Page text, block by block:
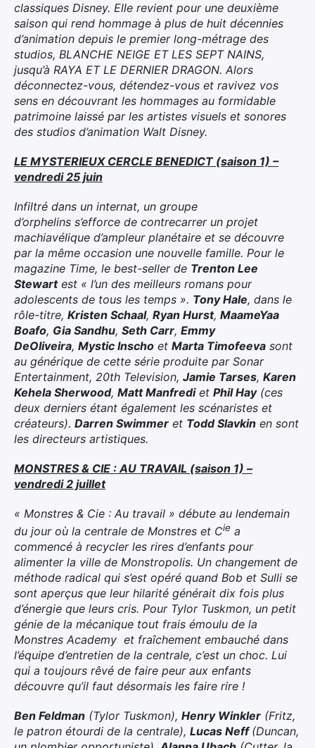
classiques Disney. Elle revient pour une deuxième
saison qui rend hommage à plus de huit décennies
d’animation depuis le premier long-métrage des
studios, BLANCHE NEIGE ET LES SEPT NAINS,
jusqu’à RAYA ET LE DERNIER DRAGON. Alors
déconnectez-vous, détendez-vous et ravivez vos
sens en découvrant les hommages au formidable
patrimoine laissé par les artistes visuels et sonores
des studios d’animation Walt Disney.
LE MYSTERIEUX CERCLE BENEDICT (saison 1) –
vendredi 25 juin
Infiltré dans un internat, un groupe
d’orphelins s’efforce de contrecarrer un projet
machiavélique d’ampleur planétaire et se découvre
par la même occasion une nouvelle famille. Pour le
magazine Time, le best-seller de Trenton Lee
Stewartest « l’un des meilleurs romans pour
adolescents de tous les temps ». Tony Hale, dans le
rôle-titre, Kristen Schaal, Ryan Hurst, MaameYaa
Boafo, Gia Sandhu, Seth Carr, Emmy
DeOliveira, Mystic Inscho et Marta Timofeeva sont
au générique de cette série produite par Sonar
Entertainment, 20th Television, Jamie Tarses, Karen
Kehela Sherwood, Matt Manfrediet Phil Hay(ces
deux derniers étant également les scénaristes et
créateurs). Darren Swimmer et Todd Slavkin en sont
les directeurs artistiques.
MONSTRES & CIE : AU TRAVAIL (saison 1) –
vendredi 2 juillet
« Monstres & Cie : Au travail » débute au lendemain
du jour où la centrale de Monstres et Cie a
commencé à recycler les rires d’enfants pour
alimenter la ville de Monstropolis. Un changement de
méthode radical qui s’est opéré quand Bob et Sulli se
sont aperçus que leur hilarité générait dix fois plus
d’énergie que leurs cris. Pour Tylor Tuskmon, un petit
génie de la mécanique tout frais émoulu de la
Monstres Academy et fraîchement embauché dans
l’équipe d’entretien de la centrale, c’est un choc. Lui
qui a toujours rêvé de faire peur aux enfants
découvre qu’il faut désormais les faire rire !
Ben Feldman (Tylor Tuskmon), Henry Winkler (Fritz,
le patron étourdi de la centrale), Lucas Neff(Duncan,